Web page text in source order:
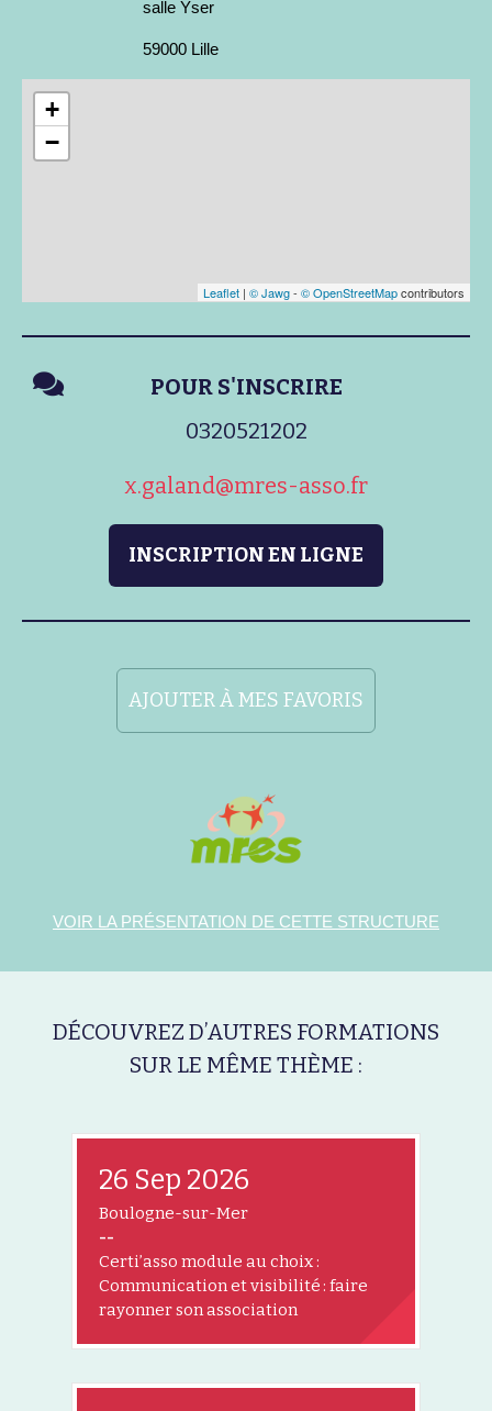
salle Yser
59000 Lille
+
−
Leaflet | © Jawg- © OpenStreetMapcontributors
POUR S'INSCRIRE
0320521202
x.galand@mres-asso.fr
INSCRIPTION EN LIGNE
AJOUTER À MES FAVORIS
VOIR LA PRÉSENTATION DE CETTE STRUCTURE
DÉCOUVREZ D’AUTRES FORMATIONS
SUR LE MÊME THÈME :
26 Sep 2026
Boulogne-sur-Mer
--
Certi’asso module au choix :
Communication et visibilité : faire
rayonner son association